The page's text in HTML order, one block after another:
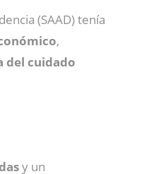
(SAAD) tenía
,
del cuidado
y un